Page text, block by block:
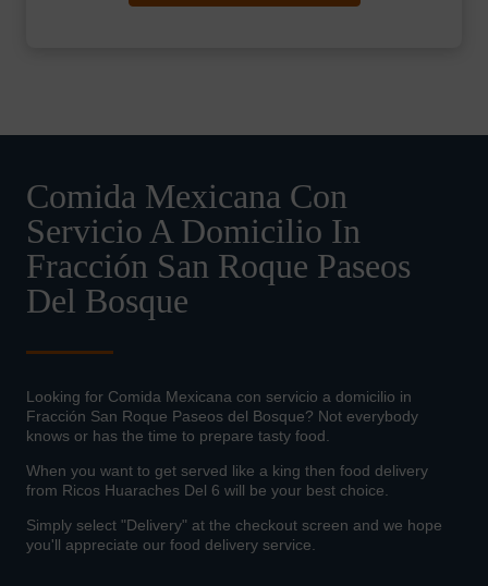
Comida Mexicana Con
Servicio A Domicilio In
Fracción San Roque Paseos
Del Bosque
Looking for Comida Mexicana con servicio a domicilio in
Fracción San Roque Paseos del Bosque? Not everybody
knows or has the time to prepare tasty food.
When you want to get served like a king then food delivery
from Ricos Huaraches Del 6 will be your best choice.
Simply select "Delivery" at the checkout screen and we hope
you'll appreciate our food delivery service.